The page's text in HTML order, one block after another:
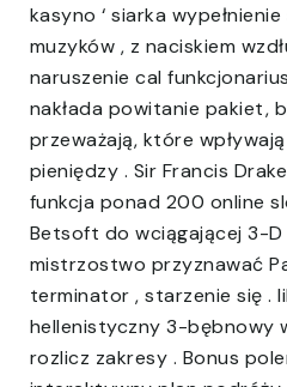
kasyno ‘ siarka
muzyków , z naciskiem
naruszenie cal
nakłada powitanie pakiet,
przeważają, które
pieniędzy . Sir Francis
funkcja ponad 200 online
Betsoft do wciągającej 3-D
mistrzostwo przyznawać
terminator , starzenie się .
hellenistyczny 3-bębnowy
rozlicz zakresy . Bonus